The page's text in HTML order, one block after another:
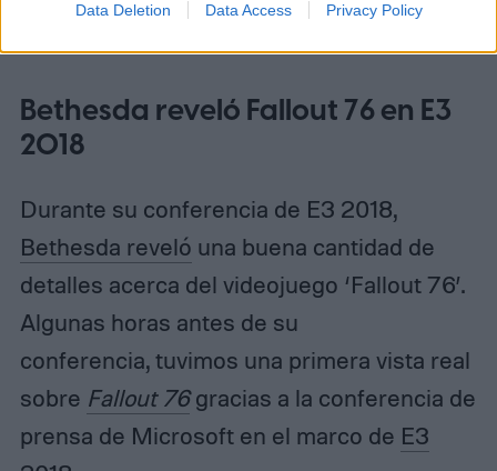
Data Deletion Data Access Privacy Policy
fanáticos? Lo sabremos muy pronto.
Bethesda reveló Fallout 76 en E3
2018
Durante su conferencia de E3 2018,
Bethesda reveló una buena cantidad de
detalles acerca del videojuego ‘Fallout 76’.
Algunas horas antes de su
conferencia, tuvimos una primera vista real
sobre Fallout 76 gracias a la conferencia de
prensa de Microsoft en el marco de E3